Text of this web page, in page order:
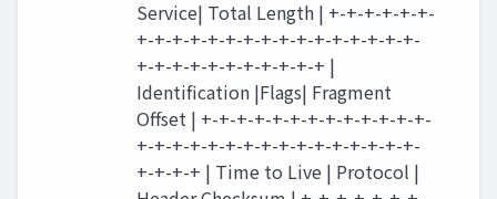
Service| Total Length | +-+-+-+-+-+-
+-+-+-+-+-+-+-+-+-+-+-+-+-+-+-+-
+-+-+-+-+-+-+-+-+-+-+ |
Identification |Flags| Fragment
Offset | +-+-+-+-+-+-+-+-+-+-+-+-+-
+-+-+-+-+-+-+-+-+-+-+-+-+-+-+-+-
+-+-+-+ | Time to Live | Protocol |